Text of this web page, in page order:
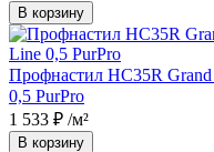
В корзину
Профнастил НС35R
0,5 PurPro
1 533 ₽ /м²
В корзину